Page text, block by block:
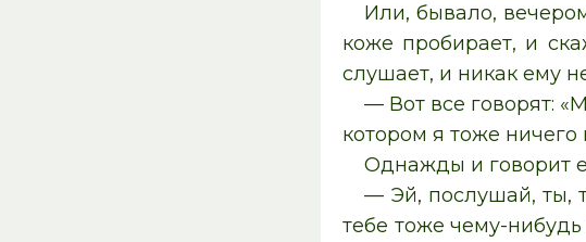
Или, бывало,
коже пробирает, и
слушает, и никак ему
— Вот все говорят:
котором я тоже
Однажды и говорит
— Эй, послушай, ты,
тебе тоже чему-нибудь